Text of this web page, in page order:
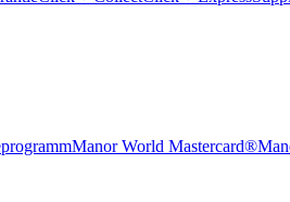
Manor World Mastercard®